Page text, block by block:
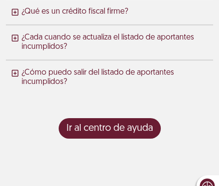
¿Qué es un crédito fiscal firme?
¿Cada cuando se actualiza el listado de aportantes
incumplidos?
¿Cómo puedo salir del listado de aportantes
incumplidos?
Ir al centro de ayuda